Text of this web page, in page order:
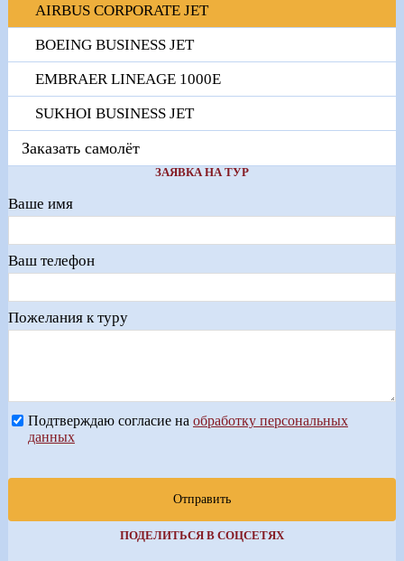
AIRBUS CORPORATE JET
BOEING BUSINESS JET
EMBRAER LINEAGE 1000E
SUKHOI BUSINESS JET
Заказать самолёт
ЗАЯВКА НА ТУР
Ваше имя
Ваш телефон
Пожелания к туру
Подтверждаю согласие на обработку персональных
данных
Отправить
ПОДЕЛИТЬСЯ В СОЦСЕТЯХ